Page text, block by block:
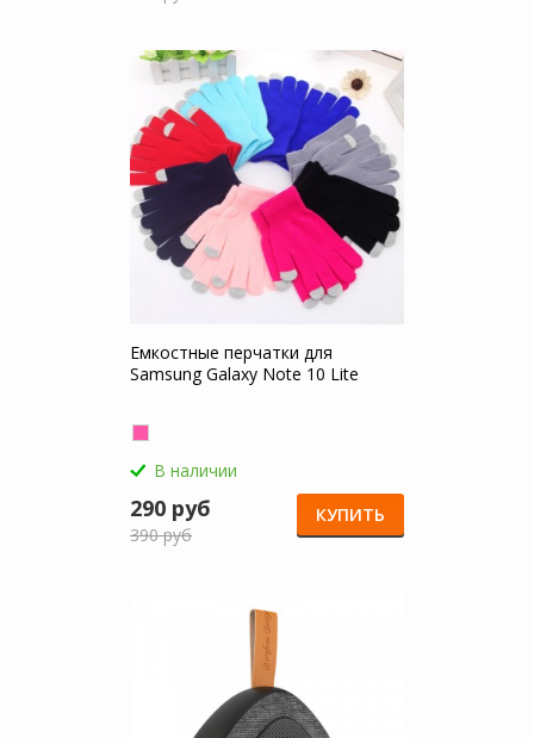
Емкостные перчатки для
Samsung Galaxy Note 10 Lite
В наличии
290 руб
390 руб
КУПИТЬ